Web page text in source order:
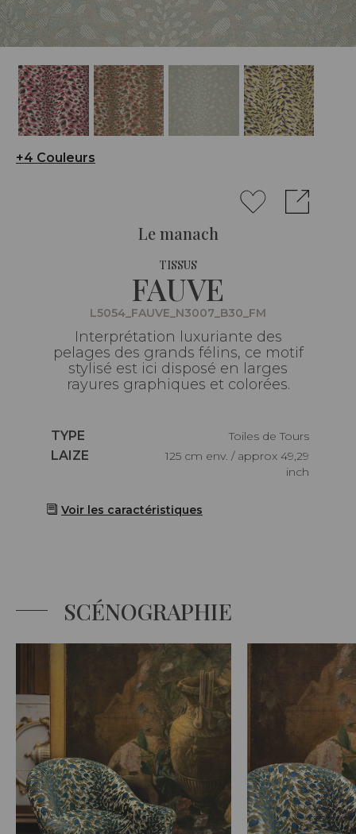
+4 Couleurs
Le manach
TISSUS
FAUVE
L5054_FAUVE_N3007_B30_FM
Interprétation luxuriante des
pelages des grands félins, ce motif
stylisé est ici disposé en larges
rayures graphiques et colorées.
Caractéristiques
TYPE
Toiles de Tours
Caractéristiques
LAIZE
125 cm env. / approx 49,29
inch
Voir les caractéristiques
SCÉNOGRAPHIE